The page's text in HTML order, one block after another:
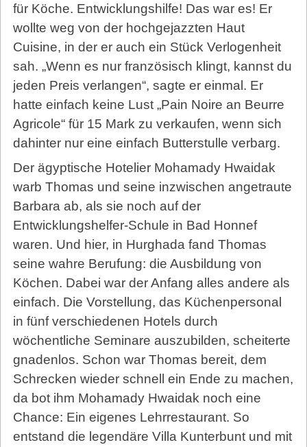
für Köche. Entwicklungshilfe! Das war es! Er
wollte weg von der hochgejazzten Haut
Cuisine, in der er auch ein Stück Verlogenheit
sah. „Wenn es nur französisch klingt, kannst du
jeden Preis verlangen“, sagte er einmal. Er
hatte einfach keine Lust „Pain Noire an Beurre
Agricole“ für 15 Mark zu verkaufen, wenn sich
dahinter nur eine einfach Butterstulle verbarg.
Der ägyptische Hotelier Mohamady Hwaidak
warb Thomas und seine inzwischen angetraute
Barbara ab, als sie noch auf der
Entwicklungshelfer-Schule in Bad Honnef
waren. Und hier, in Hurghada fand Thomas
seine wahre Berufung: die Ausbildung von
Köchen. Dabei war der Anfang alles andere als
einfach. Die Vorstellung, das Küchenpersonal
in fünf verschiedenen Hotels durch
wöchentliche Seminare auszubilden, scheiterte
gnadenlos. Schon war Thomas bereit, dem
Schrecken wieder schnell ein Ende zu machen,
da bot ihm Mohamady Hwaidak noch eine
Chance: Ein eigenes Lehrrestaurant. So
entstand die legendäre Villa Kunterbunt und mit